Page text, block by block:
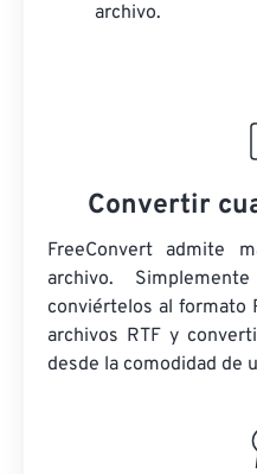
archivo.
Convertir
FreeConvert admite
archivo.
conviértelos al formato
archivos RTF y
desde la comodidad de